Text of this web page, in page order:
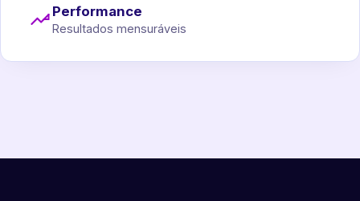
Performance
Resultados mensuráveis